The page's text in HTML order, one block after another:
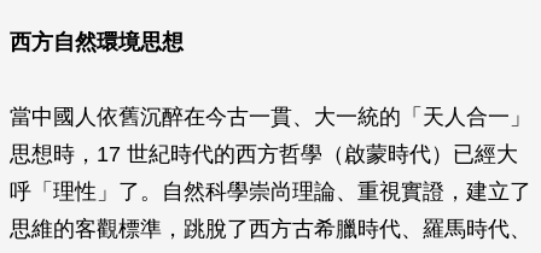
西方自然環境思想
當中國人依舊沉醉在今古一貫、大一統的「天人合一」
思想時，17 世紀時代的西方哲學（啟蒙時代）已經大
呼「理性」了。自然科學崇尚理論、重視實證，建立了
思維的客觀標準，跳脫了西方古希臘時代、羅馬時代、